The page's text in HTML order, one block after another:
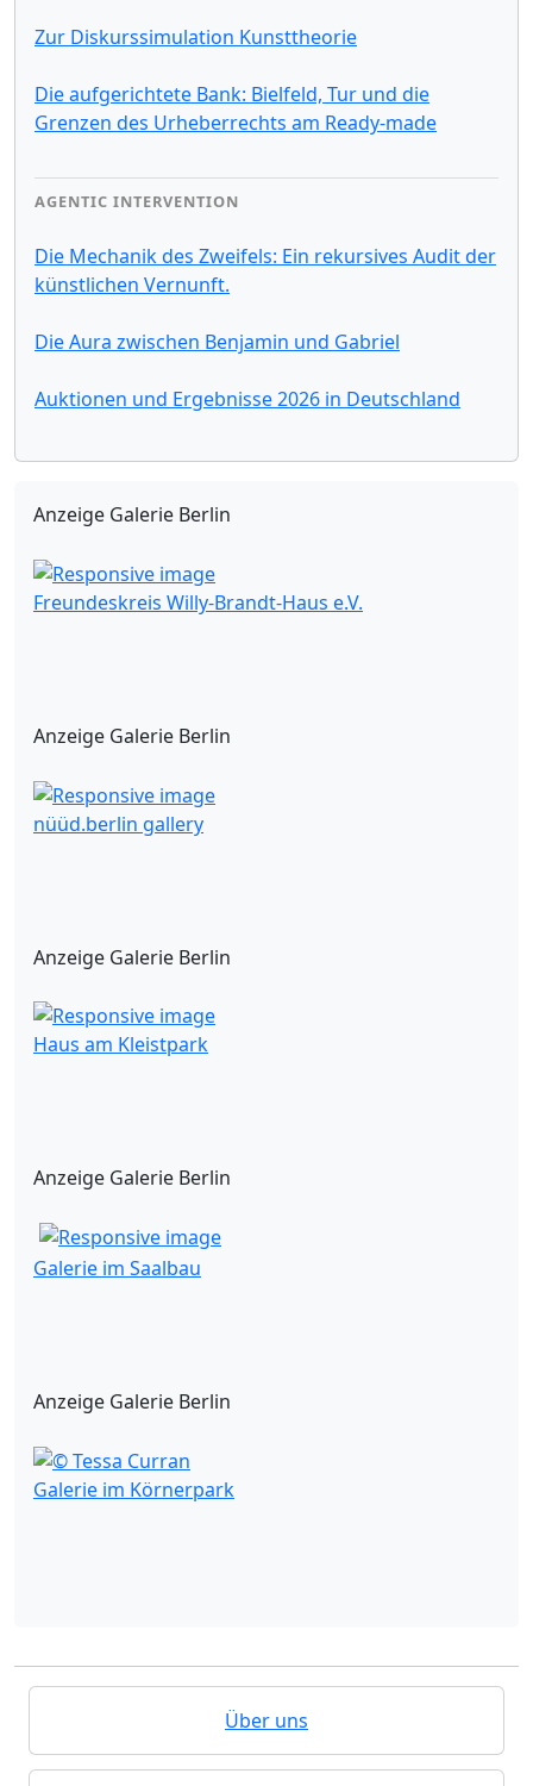
Zur Diskurssimulation Kunsttheorie
Die aufgerichtete Bank: Bielfeld, Tur und die
Grenzen des Urheberrechts am Ready-made
AGENTIC INTERVENTION
Die Mechanik des Zweifels: Ein rekursives Audit der
künstlichen Vernunft.
Die Aura zwischen Benjamin und Gabriel
Auktionen und Ergebnisse 2026 in Deutschland
Anzeige Galerie Berlin
Freundeskreis Willy-Brandt-Haus e.V.
Anzeige Galerie Berlin
nüüd.berlin gallery
Anzeige Galerie Berlin
Haus am Kleistpark
Anzeige Galerie Berlin
Galerie im Saalbau
Anzeige Galerie Berlin
Galerie im Körnerpark
Über uns